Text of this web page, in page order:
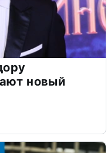
новый